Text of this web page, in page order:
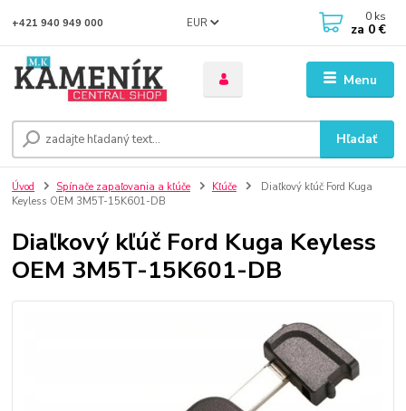
Menu
EUR
Hľadať
+421 940 949 000 0 ks
za 0 €
Úvod Spínače zapaľovania a kľúče Kľúče
Diaľkový kľúč Ford Kuga
Keyless OEM 3M5T-15K601-DB
Diaľkový kľúč Ford Kuga Keyless
OEM 3M5T-15K601-DB